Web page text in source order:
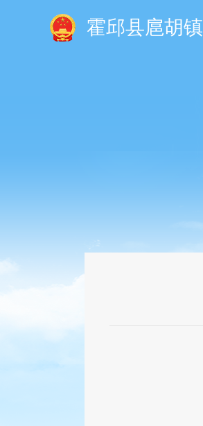
霍邱县扈胡镇